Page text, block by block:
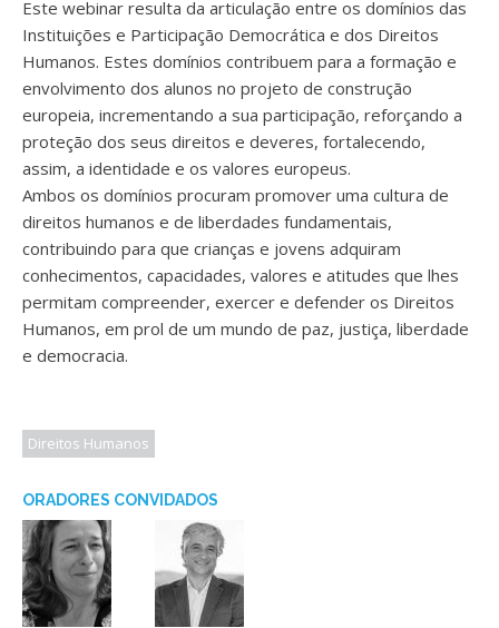
Este webinar resulta da articulação entre os domínios das
Instituições e Participação Democrática e dos Direitos
Humanos. Estes domínios contribuem para a formação e
envolvimento dos alunos no projeto de construção
europeia, incrementando a sua participação, reforçando a
proteção dos seus direitos e deveres, fortalecendo,
assim, a identidade e os valores europeus.
Ambos os domínios procuram promover uma cultura de
direitos humanos e de liberdades fundamentais,
contribuindo para que crianças e jovens adquiram
conhecimentos, capacidades, valores e atitudes que lhes
permitam compreender, exercer e defender os Direitos
Humanos, em prol de um mundo de paz, justiça, liberdade
e democracia.
Direitos Humanos
ORADORES CONVIDADOS